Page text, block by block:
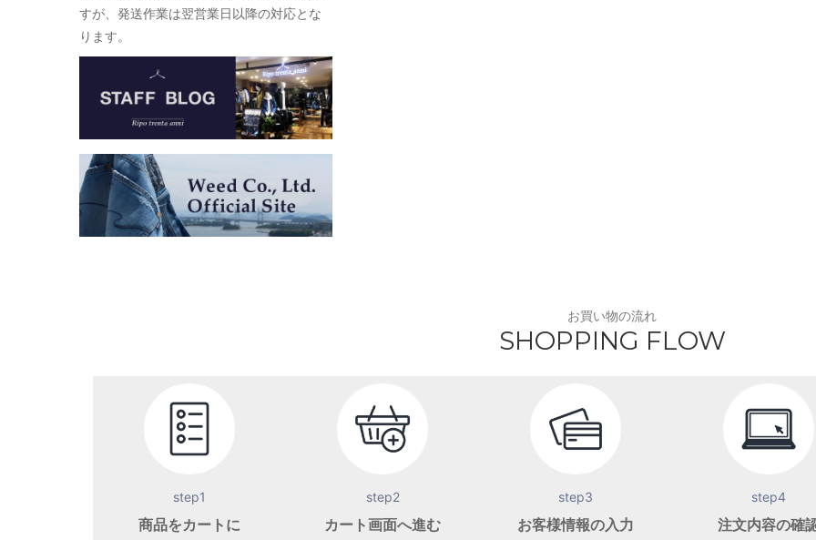
すが、発送作業は翌営業日以降の対応とな
ります。
お買い物の流れ
SHOPPING FLOW
step1
商品をカートに
step2
カート画面へ進む
step3
お客様情報の入力
step4
注文内容の確